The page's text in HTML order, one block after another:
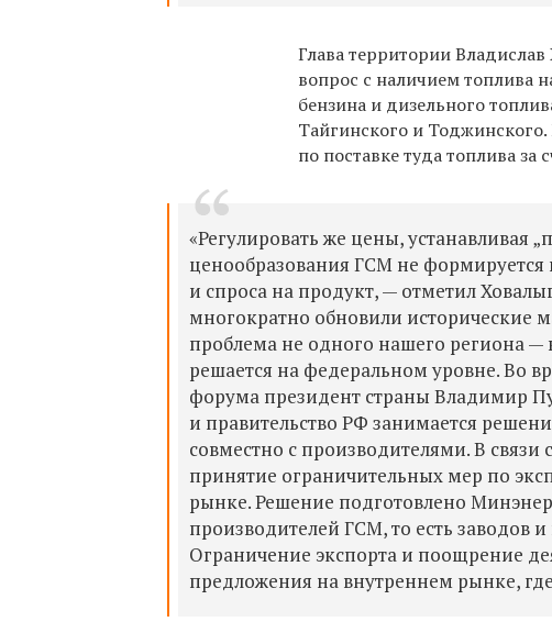
Глава территории
вопрос с наличием топлива
бензина и дизельного
Тайгинского и
по поставке туда топлива
«Регулировать же цены, устанавливая
ценообразования ГСМ не формируется
и спроса на продукт, — отметил
многократно обновили исторические
проблема не одного нашего региона —
решается на федеральном уровне. Во
форума президент страны Владимир
и правительство РФ занимается
совместно с производителями. В
принятие ограничительных мер по
рынке. Решение подготовлено
производителей ГСМ, то есть
Ограничение экспорта и поощрение
предложения на внутреннем рынке,